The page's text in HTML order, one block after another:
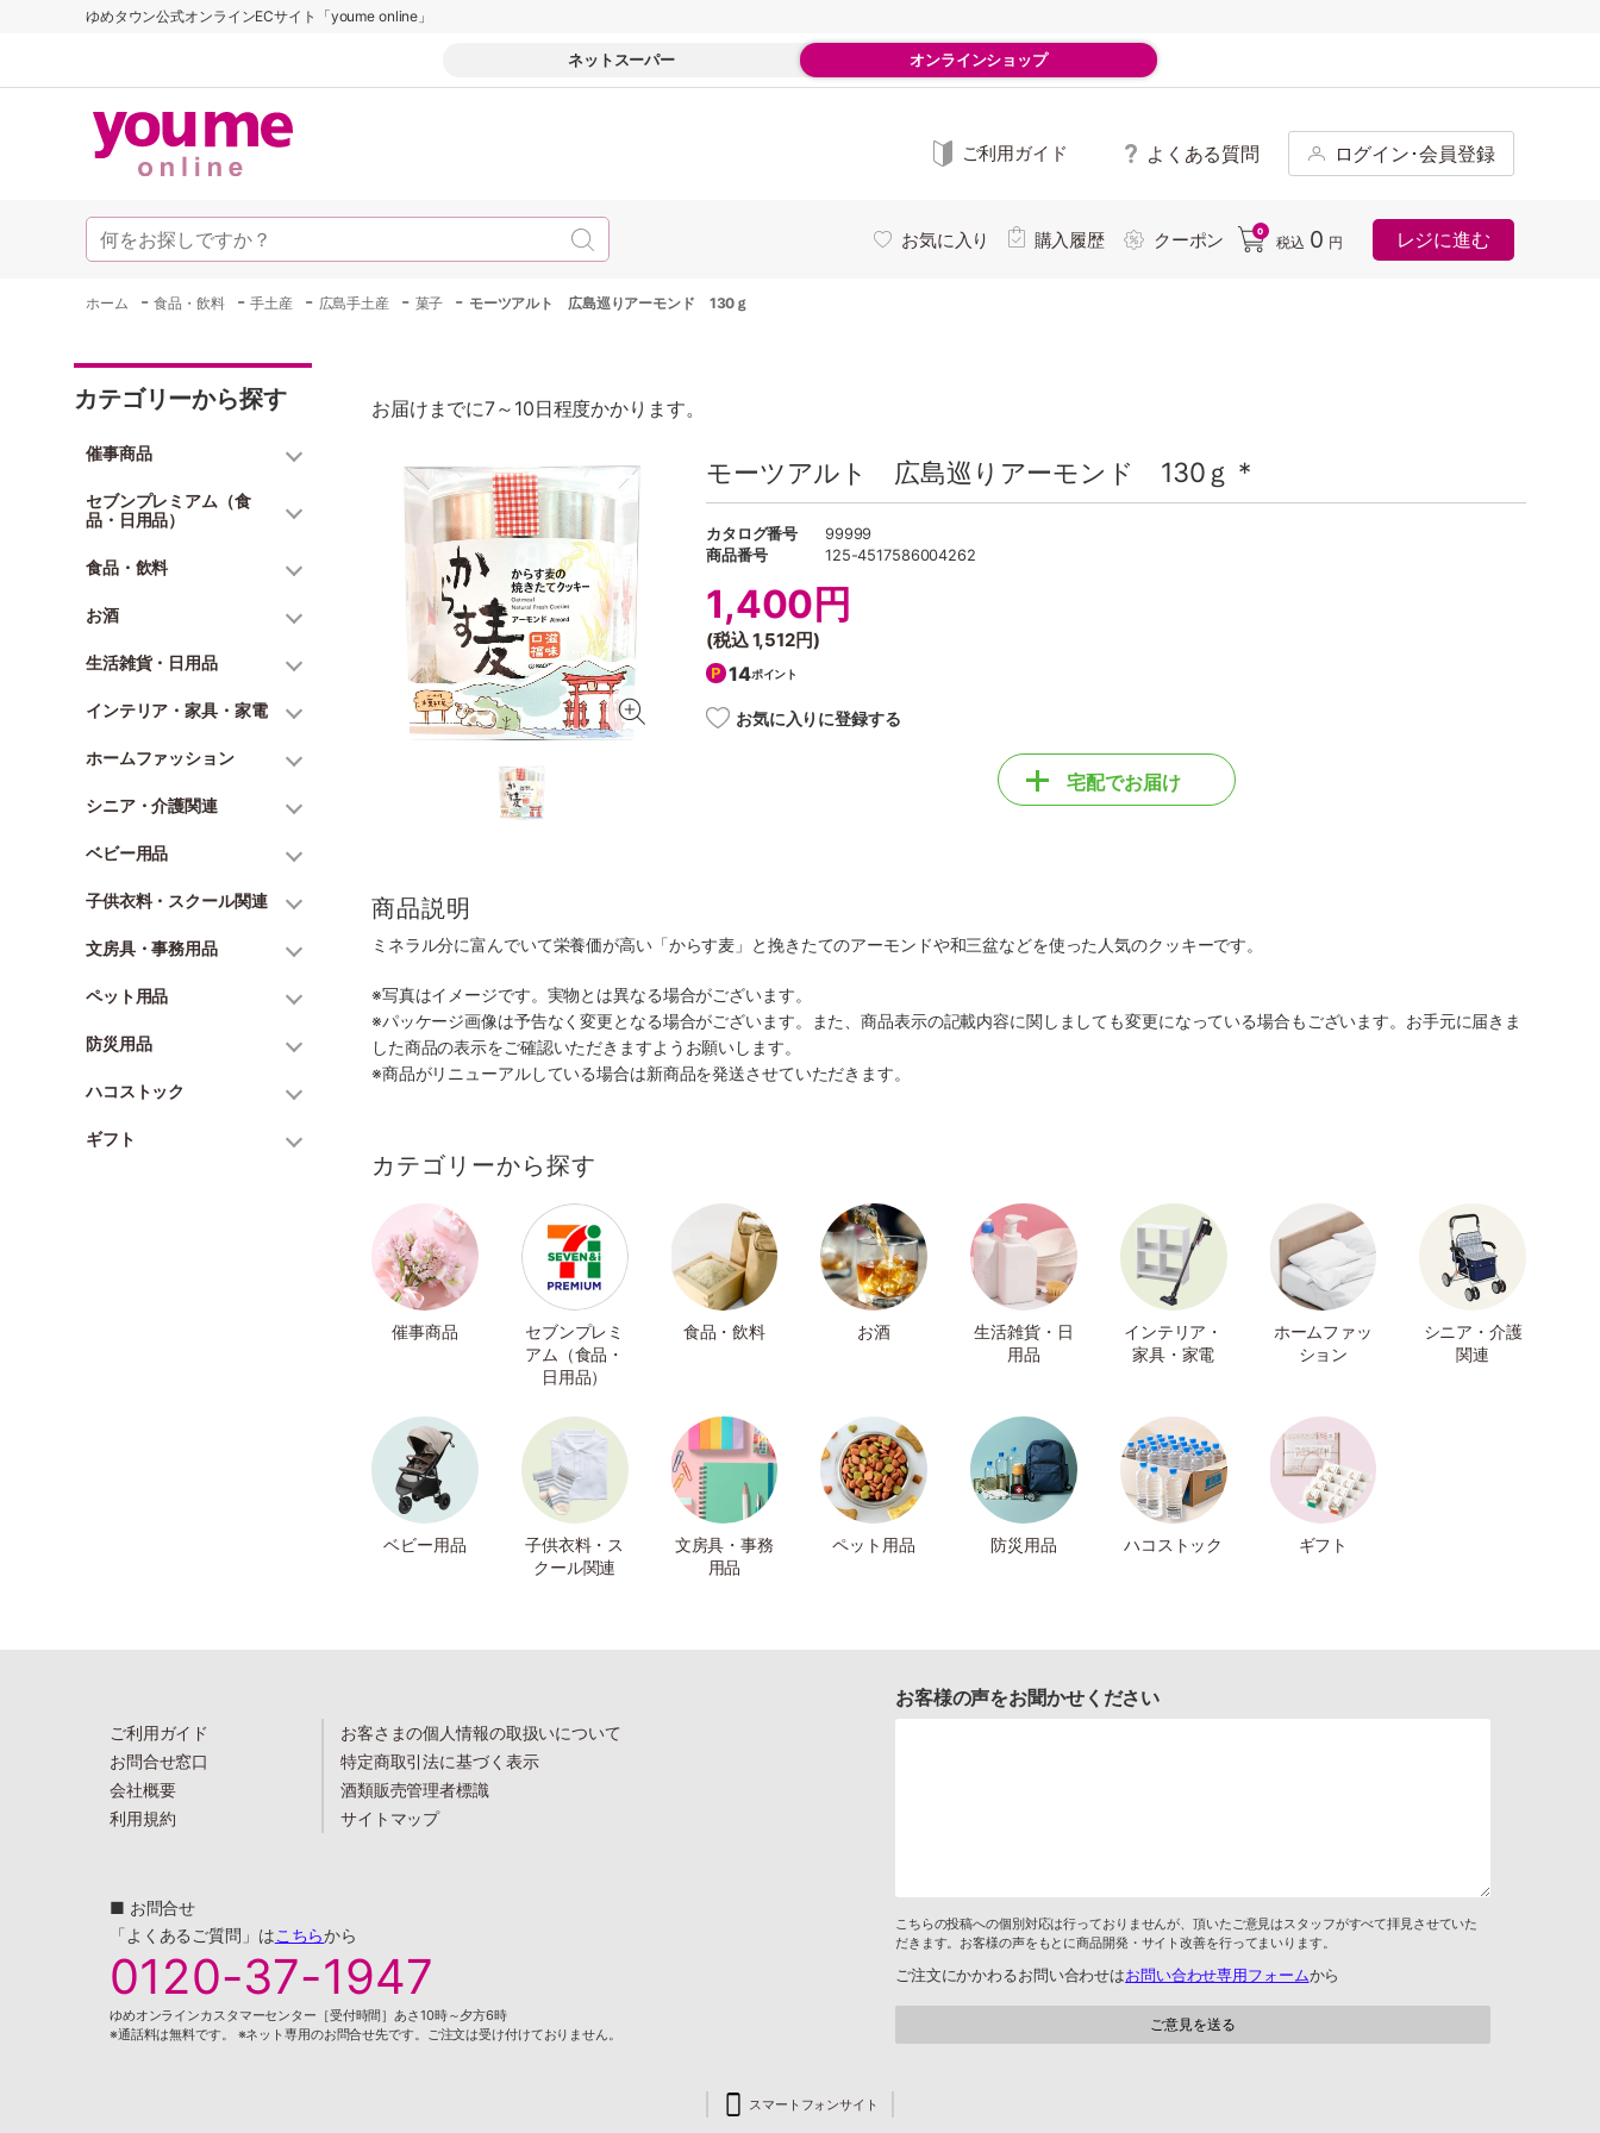
ゆめタウン公式オンラインECサイト「youme online」
ネットスーパー オンラインショップ
ご利用ガイド よくある質問 ログイン･会員登録
お気に入り 購入履歴 クーポン 0
税込 0 円 レジに進む
ホーム -食品・飲料 -手土産 - 広島手土産 - 菓子 - モーツアルト 広島巡りアーモンド 130ｇ
カテゴリーから探す
催事商品
セブンプレミアム（食
品・日用品）
食品・飲料
お酒
生活雑貨・日用品
インテリア・家具・家電
ホームファッション
シニア・介護関連
ベビー用品
子供衣料・スクール関連
文房具・事務用品
ペット用品
防災用品
ハコストック
ギフト
お届けまでに7～10日程度かかります。
モーツアルト 広島巡りアーモンド 130ｇ *
カタログ番号
99999
商品番号
125-4517586004262
1,400円
(税込1,512円)
14ポイント
お気に入りに登録する
宅配でお届け
商品説明
ミネラル分に富んでいて栄養価が高い「からす麦」と挽きたてのアーモンドや和三盆などを使った人気のクッキーです。
※写真はイメージです。実物とは異なる場合がございます。
※パッケージ画像は予告なく変更となる場合がございます。また、商品表示の記載内容に関しましても変更になっている場合もございます。お手元に届きま
した商品の表示をご確認いただきますようお願いします。
※商品がリニューアルしている場合は新商品を発送させていただきます。
カテゴリーから探す
催事商品
セブンプレミ
アム（食品・
日用品）
食品・飲料 お酒
生活雑貨・日
用品
インテリア・
家具・家電
ホームファッ
ション
シニア・介護
関連
ベビー用品
子供衣料・ス
クール関連
文房具・事務
用品
ペット用品 防災用品 ハコストック ギフト
ご利用ガイド
お問合せ窓口
会社概要
利用規約
お客さまの個人情報の取扱いについて
特定商取引法に基づく表示
酒類販売管理者標識
サイトマップ
■ お問合せ
「よくあるご質問」はこちらから
0120-37-1947
ゆめオンラインカスタマーセンター［受付時間］あさ10時～夕方6時
※通話料は無料です。 ※ネット専用のお問合せ先です。ご注文は受け付けておりません。
お客様の声をお聞かせください
こちらの投稿への個別対応は行っておりませんが、頂いたご意見はスタッフがすべて拝見させていた
だきます。お客様の声をもとに商品開発・サイト改善を行ってまいります。
ご注文にかかわるお問い合わせはお問い合わせ専用フォームから
スマートフォンサイト